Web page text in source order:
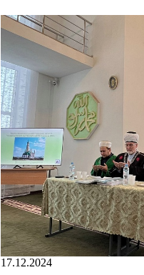
17.12.2024